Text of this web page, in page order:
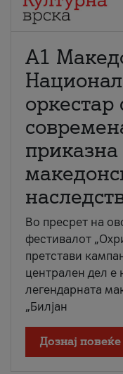
А1
оркестар
Во пресрет на
фестивалот
претстави
централен дел е
легендарната
„Билјан
Дознај повеќе